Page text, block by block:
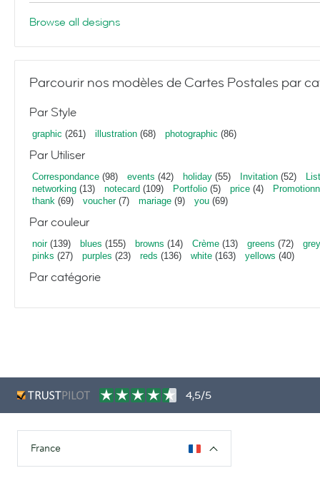
Browse all designs
Parcourir nos modèles de Cartes Postales par
Par Style
graphic (261) illustration (68) photographic (86)
Par Utiliser
Correspondance (98) events (42) holiday (55) Invitation (52)
networking (13) notecard (109) Portfolio (5) price (4)
thank (69) voucher(7) mariage (9) you (69)
Par couleur
noir(139) blues (155) browns (14) Crème (13) greens (72)
pinks (27) purples (23) reds (136) white (163) yellows (40)
Par catégorie
4,5/5
France